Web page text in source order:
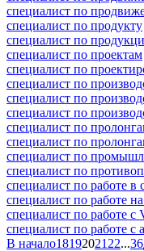
специалист по
специалист по продукту
специалист по
специалист по проектам
специалист по
специалист по
специалист по
специалист по
специалист по
специалист по
специалист по
специалист по
специалист по работе в
специалист по работе
специалист по работе с
специалист по работе с
В начало18192021 22...36